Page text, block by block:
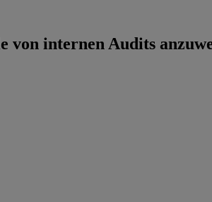
von internen Audits